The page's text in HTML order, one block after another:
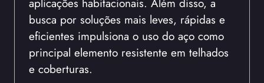
busca por soluções mais leves, rápidas e
eficientes impulsiona o uso do aço como
principal elemento resistente em telhados
e coberturas.